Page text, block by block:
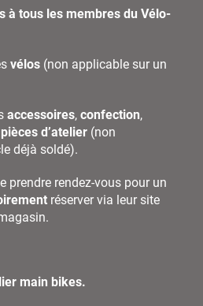
à tous les membres du Vélo-
vélos (non applicable sur un
accessoires, confection,
pièces d’atelier (non
déjà soldé).
prendre rendez-vous pour un
réserver via leur site
main bikes.